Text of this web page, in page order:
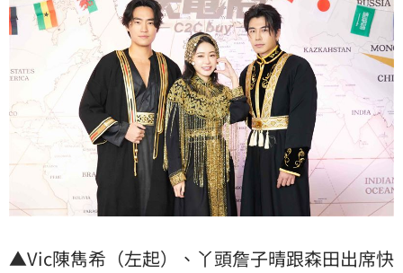
▲Vic陳雋希（左起）、丫頭詹子晴跟森田出席快